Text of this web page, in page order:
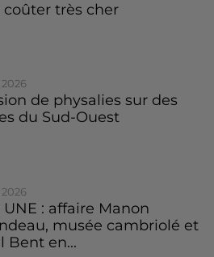
coûter très cher
de physalies sur des
du Sud-Ouest
UNE : affaire Manon
musée cambriolé et
Bent en...